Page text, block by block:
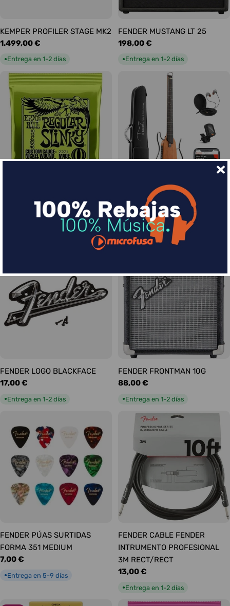
KEMPER PROFILER STAGE MK2
Precio
habitual
1.499,00 €
●Entrega en 1-2 días
FENDER MUSTANG LT 25
Precio
habitual
198,00 €
●Entrega en 1-2 días
Slinky Regular 10-46
DONNER HUSH-I Silent Guitar
Caoba
Precio
habitual
339,00 €
Entrega en 1-2 días
FENDER LOGO BLACKFACE
Precio
17,00 €
●Entrega en 1-2 días
FENDER FRONTMAN 10G
Precio
88,00 €
●Entrega en 1-2 días
FENDER PÚAS SURTIDAS
FORMA 351 MEDIUM
Precio
7,00 €
●Entrega en 5-9 días
FENDER CABLE FENDER
INTRUMENTO PROFESIONAL
3M RECT/RECT
Precio
13,00 €
●Entrega en 1-2 días